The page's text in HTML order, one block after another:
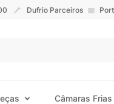
Dufrio Parceiros
Câmaras Frias